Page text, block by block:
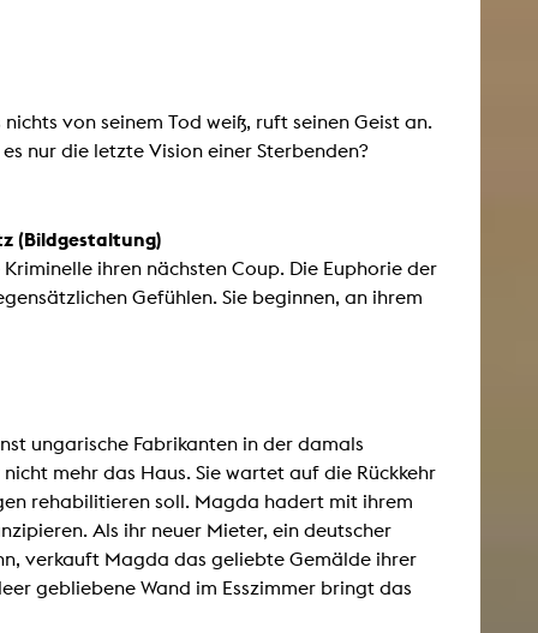
von seinem Tod weiß, ruft seinen Geist an.
nur die letzte Vision einer Sterbenden?
(Bildgestaltung)
ihren nächsten Coup. Die Euphorie der
Gefühlen. Sie beginnen, an ihrem
ungarische Fabrikanten in der damals
mehr das Haus. Sie wartet auf die Rückkehr
rehabilitieren soll. Magda hadert mit ihrem
Als ihr neuer Mieter, ein deutscher
verkauft Magda das geliebte Gemälde ihrer
gebliebene Wand im Esszimmer bringt das
AKTUELLES
Auszeichnungen
Festivalteilnahmen